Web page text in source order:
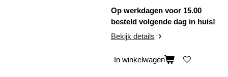
Op werkdagen voor 15.00
besteld volgende dag in huis!
Bekijk details
In winkelwagen